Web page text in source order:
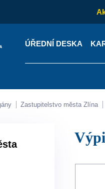
ÚŘEDNÍ DESKA
Úřední
Zastupitelstvo města Zlína